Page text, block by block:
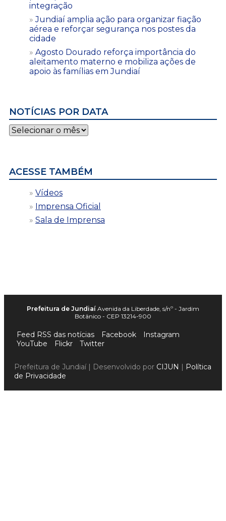
integração
Jundiaí amplia ação para organizar fiação
aérea e reforçar segurança nos postes da
cidade
Agosto Dourado reforça importância do
aleitamento materno e mobiliza ações de
apoio às famílias em Jundiaí
NOTÍCIAS POR DATA
Notícias
por
ACESSE TAMBÉM
Vídeos
Imprensa Oficial
Sala de Imprensa
Prefeitura de Jundiaí Avenida da Liberdade, s/nº - Jardim
Botânico - CEP 13214-900
Feed RSS das notícias Facebook
Instagram
YouTube
Flickr Twitter
Prefeitura de Jundiaí | Desenvolvido por CIJUN
Política
de Privacidade